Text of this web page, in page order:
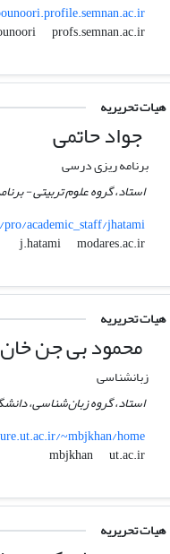
e.abounoori
profs.semnan.ac.ir
هیات تحریریه
جواد حاتمی
برنامه ریزی درسی
استاد، گروه علوم تربیتی -
academic_staff/jhatami
j.hatami
modares.ac.ir
هیات تحریریه
محمود بی جن خان
زبانشناسی
استاد، گروه زبان‌شناسی،
~mbjkhan/home
mbjkhan
ut.ac.ir
هیات تحریریه